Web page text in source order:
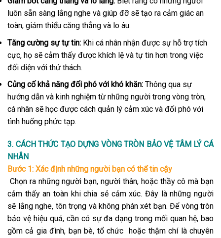
luôn sẵn sàng lắng nghe và giúp đỡ sẽ tạo ra cảm giác an
toàn, giảm thiểu căng thẳng và lo âu.
Tăng cường sự tự tin: Khi cá nhân nhận được sự hỗ trợ tích
cực, họ sẽ cảm thấy được khích lệ và tự tin hơn trong việc
đối diện với thử thách.
Củng cố khả năng đối phó với khó khăn: Thông qua sự
hướng dẫn và kinh nghiệm từ những người trong vòng tròn,
cá nhân sẽ học được cách quản lý cảm xúc và đối phó với
tình huống phức tạp.
3. CÁCH THỨC TẠO DỰNG VÒNG TRÒN BẢO VỆ TÂM LÝ CÁ
NHÂN
Bước 1: Xác định những người bạn có thể tin cậy
Chọn ra những người bạn, người thân, hoặc thầy cô mà bạn
cảm thấy an toàn khi chia sẻ cảm xúc. Đây là những người
sẽ lắng nghe, tôn trọng và không phán xét bạn. Để vòng tròn
bảo vệ hiệu quả, cần có sự đa dạng trong mối quan hệ, bao
gồm cả gia đình, bạn bè, tổ chức hoặc thậm chí là chuyên